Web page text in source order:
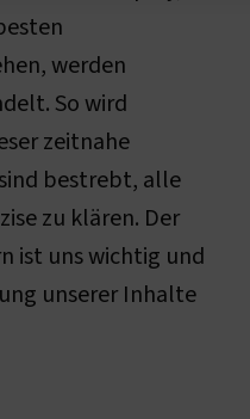
werden
So wird
zeitnahe
bestrebt, alle
zu klären. Der
ist uns wichtig und
unserer Inhalte